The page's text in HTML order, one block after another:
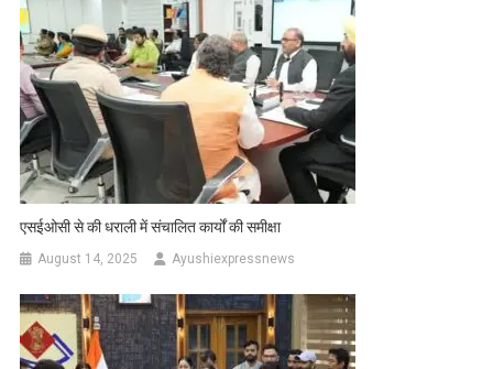
एसईओसी से की धराली में संचालित कार्यों की समीक्षा
August 14, 2025 Ayushiexpressnews